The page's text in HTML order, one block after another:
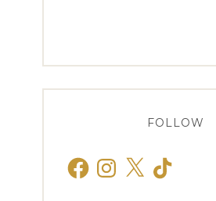
FOLLOW
FacebookInstagram
X TikTok